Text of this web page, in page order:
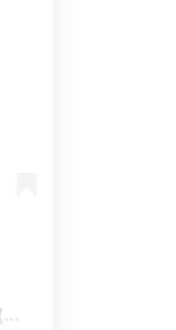
Um post compartilhado por Heitor Férrer (@heitor_ferrer77)